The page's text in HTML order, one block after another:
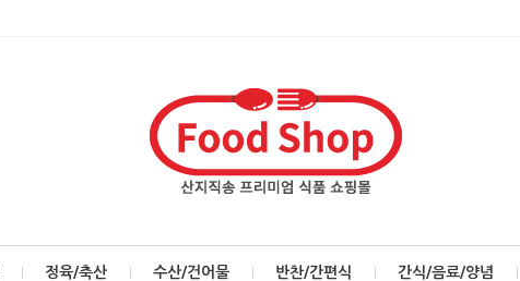
정육/축산 수산/건어물 반찬/간편식 간식/음료/양념